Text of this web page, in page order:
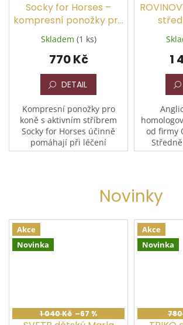
Socky for Horses –
kompresní ponožky pro
koně
Skladem (1 ks)
770 Kč
DETAIL
Kompresní ponožky pro
koně s aktivním stříbrem
Socky for Horses účinně
pomáhají při léčení
podlomů, škrábanců,
1
od firmy
gumová
Novinky
Akce
Novinka
1 040 Kč –67 %
Akce
Novinka